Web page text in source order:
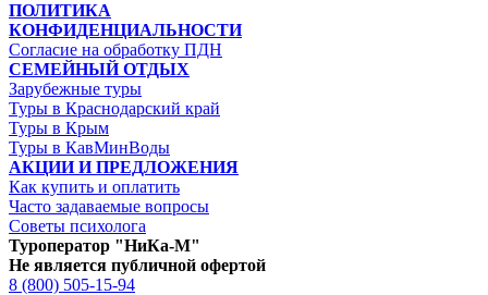
ПОЛИТИКА
КОНФИДЕНЦИАЛЬНОСТИ
Согласие на обработку ПДН
СЕМЕЙНЫЙ ОТДЫХ
Зарубежные туры
Туры в Краснодарский край
Туры в Крым
Туры в КавМинВоды
АКЦИИ И ПРЕДЛОЖЕНИЯ
Как купить и оплатить
Часто задаваемые вопросы
Советы психолога
Туроператор "НиКа-М"
Не является публичной офертой
8 (800) 505-15-94